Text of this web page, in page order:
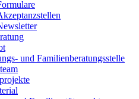
und Familienberatungsstelle